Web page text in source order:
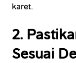
karet.
2.
Sesuai